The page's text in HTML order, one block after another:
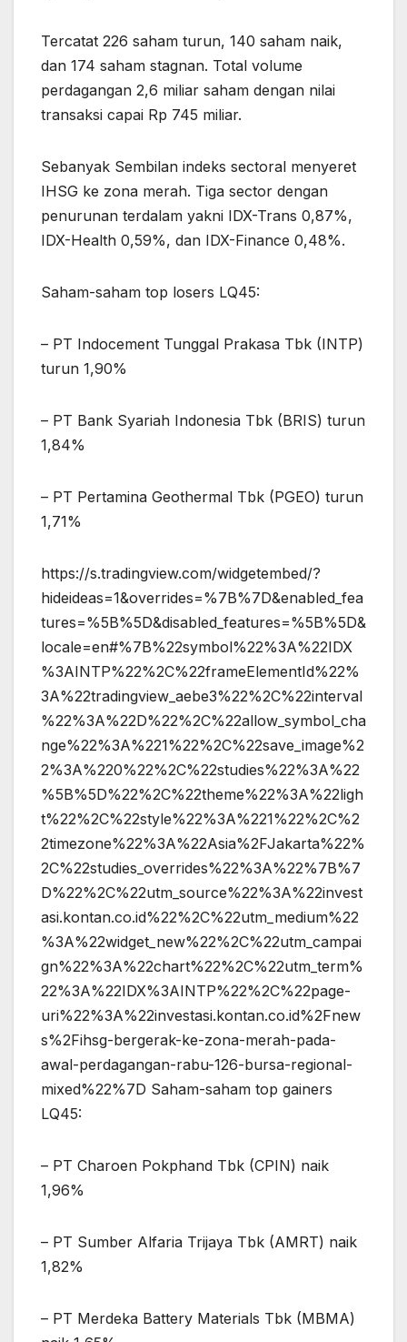
Tercatat 226 saham turun, 140 saham naik,
dan 174 saham stagnan. Total volume
perdagangan 2,6 miliar saham dengan nilai
transaksi capai Rp 745 miliar.
Sebanyak Sembilan indeks sectoral menyeret
IHSG ke zona merah. Tiga sector dengan
penurunan terdalam yakni IDX-Trans 0,87%,
IDX-Health 0,59%, dan IDX-Finance 0,48%.
Saham-saham top losers LQ45:
– PT Indocement Tunggal Prakasa Tbk (INTP)
turun 1,90%
– PT Bank Syariah Indonesia Tbk (BRIS) turun
1,84%
– PT Pertamina Geothermal Tbk (PGEO) turun
1,71%
https://s.tradingview.com/widgetembed/?
hideideas=1&overrides=%7B%7D&enabled_fea
tures=%5B%5D&disabled_features=%5B%5D&
locale=en#%7B%22symbol%22%3A%22IDX
%3AINTP%22%2C%22frameElementId%22%
3A%22tradingview_aebe3%22%2C%22interval
%22%3A%22D%22%2C%22allow_symbol_cha
nge%22%3A%221%22%2C%22save_image%2
2%3A%220%22%2C%22studies%22%3A%22
%5B%5D%22%2C%22theme%22%3A%22ligh
t%22%2C%22style%22%3A%221%22%2C%2
2timezone%22%3A%22Asia%2FJakarta%22%
2C%22studies_overrides%22%3A%22%7B%7
D%22%2C%22utm_source%22%3A%22invest
asi.kontan.co.id%22%2C%22utm_medium%22
%3A%22widget_new%22%2C%22utm_campai
gn%22%3A%22chart%22%2C%22utm_term%
22%3A%22IDX%3AINTP%22%2C%22page-
uri%22%3A%22investasi.kontan.co.id%2Fnew
s%2Fihsg-bergerak-ke-zona-merah-pada-
awal-perdagangan-rabu-126-bursa-regional-
mixed%22%7D Saham-saham top gainers
LQ45:
– PT Charoen Pokphand Tbk (CPIN) naik
1,96%
– PT Sumber Alfaria Trijaya Tbk (AMRT) naik
1,82%
– PT Merdeka Battery Materials Tbk (MBMA)